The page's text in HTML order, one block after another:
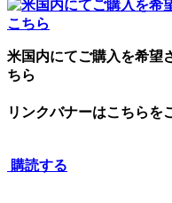
米国内にてご購入を希望
ちら
リンクバナーはこちらを
購読する